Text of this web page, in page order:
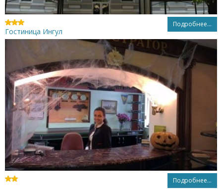
Подробнее...
Гостиница Ингул
Подробнее...